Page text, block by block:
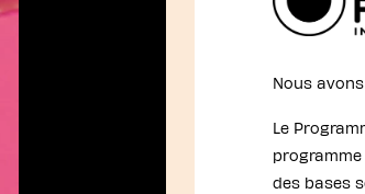
Nous
Le
des bases